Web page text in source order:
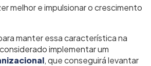
melhor e impulsionar o crescimento
manter essa característica na
implementar um
, que conseguirá levantar